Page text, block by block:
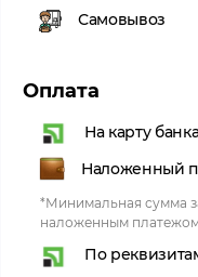
Самовывоз
Оплата
На карту
Наложенный
*Минимальная сумма
наложенным платежом
По